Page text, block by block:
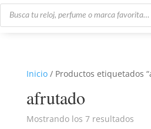
Búsqueda
Inicio/ Productos etiquetados
afrutado
Mostrando los 7 resultados